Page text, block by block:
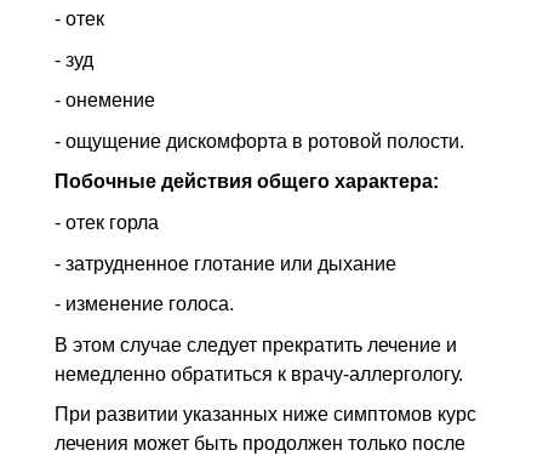
- отек
- зуд
- онемение
- ощущение дискомфорта в ротовой полости.
Побочные действия общего характера:
- отек горла
- затрудненное глотание или дыхание
- изменение голоса.
В этом случае следует прекратить лечение и
немедленно обратиться к врачу-аллергологу.
При развитии указанных ниже симптомов курс
лечения может быть продолжен только после